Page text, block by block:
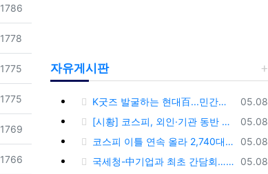
조회
1786
조회
1778
조회
1775
조회
1775
조회
1769
조회
1766
자유게시판
등록일
05.08
K굿즈 발굴하는 현대百...민간기업 최초 ‘대한민국 관광공모전’ 후원
등록일
05.08
[시황] 코스피, 외인·기관 동반 매수에 연이틀 상승…2745.05 마감
등록일
05.08
코스피 이틀 연속 올라 2,740대 회복…코스닥은 강보합(종합)
등록일
05.08
국세청-中기업과 최초 간담회…외국기업 세제혜택 등 논의